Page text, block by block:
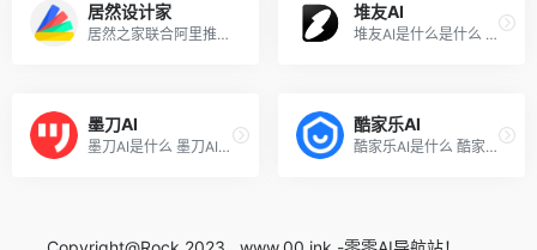
居然设计家
居然之家联合阿里推出的AI家...
堆友AI
堆友AI是什么是什么 堆友AI是...
墨刀AI
墨刀AI是什么 墨刀AI是国内知...
酷家乐AI
酷家乐AI是什么 酷家乐AI是一...